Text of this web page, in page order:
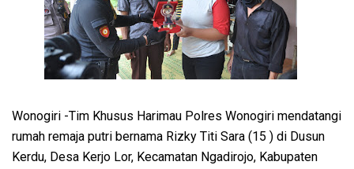
Wonogiri -Tim Khusus Harimau Polres Wonogiri mendatangi
rumah remaja putri bernama Rizky Titi Sara (15 ) di Dusun
Kerdu, Desa Kerjo Lor, Kecamatan Ngadirojo, Kabupaten